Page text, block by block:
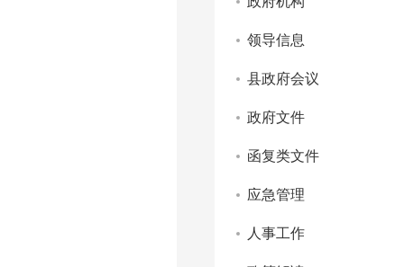
领导信息
县政府会议
政府文件
函复类文件
应急管理
人事工作